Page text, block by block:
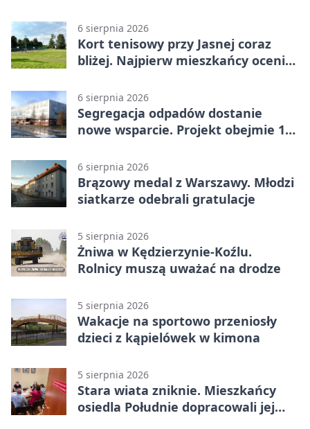
6 sierpnia 2026
Kort tenisowy przy Jasnej coraz
bliżej. Najpierw mieszkańcy ocenią
6 sierpnia 2026
Segregacja odpadów dostanie
nowe wsparcie. Projekt obejmie 15
6 sierpnia 2026
Brązowy medal z Warszawy. Młodzi
siatkarze odebrali gratulacje
5 sierpnia 2026
Żniwa w Kędzierzynie-Koźlu.
Rolnicy muszą uważać na drodze
5 sierpnia 2026
Wakacje na sportowo przeniosły
dzieci z kąpielówek w kimona
5 sierpnia 2026
Stara wiata zniknie. Mieszkańcy
osiedla Południe dopracowali jej